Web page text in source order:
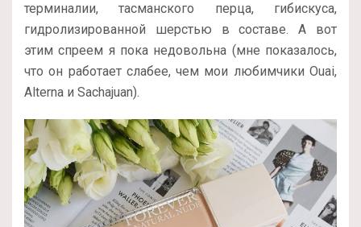
терминалии, тасманского перца, гибискуса,
гидролизированной шерстью в составе. А вот
этим спреем я пока недовольна (мне показалось,
что он работает слабее, чем мои любимчики Ouai,
Alterna и Sachajuan).